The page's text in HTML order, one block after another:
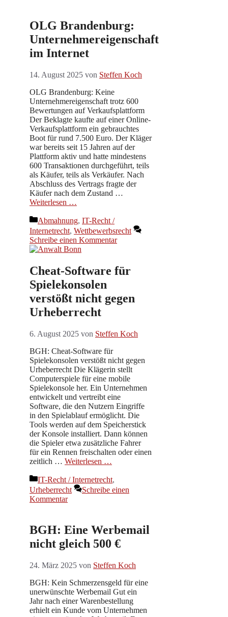
OLG Brandenburg:
Unternehmereigenschaft
im Internet
14. August 2025 von Steffen Koch
OLG Brandenburg: Keine
Unternehmereigenschaft trotz 600
Bewertungen auf Verkaufsplattform
Der Beklagte kaufte auf einer Online-
Verkaufsplattform ein gebrauchtes
Boot für rund 7.500 Euro. Der Kläger
war bereits seit 15 Jahren auf der
Plattform aktiv und hatte mindestens
600 Transaktionen durchgeführt, teils
als Käufer, teils als Verkäufer. Nach
Abschluss des Vertrags fragte der
Käufer nach dem Zustand …
Weiterlesen …
Kategorien
Abmahnung, IT-Recht /
Internetrecht, Wettbewerbsrecht
Schreibe einen Kommentar
Cheat-Software für
Spielekonsolen
verstößt nicht gegen
Urheberrecht
6. August 2025 von Steffen Koch
BGH: Cheat-Software für
Spielekonsolen verstößt nicht gegen
Urheberrecht Die Klägerin stellt
Computerspiele für eine mobile
Spielekonsole her. Ein Unternehmen
entwickelt und vertreibt eine
Software, die den Nutzern Eingriffe
in den Spielablauf ermöglicht. Die
Tools werden auf dem Speicherstick
der Konsole installiert. Dann können
die Spieler etwa zusätzliche Fahrer
für ein Rennen freischalten oder einen
zeitlich … Weiterlesen …
Kategorien
IT-Recht / Internetrecht,
Urheberrecht
Schreibe einen
Kommentar
BGH: Eine Werbemail
nicht gleich 500 €
24. März 2025 von Steffen Koch
BGH: Kein Schmerzensgeld für eine
unerwünschte Werbemail Gut ein
Jahr nach einer Warenbestellung
erhielt ein Kunde vom Unternehmen